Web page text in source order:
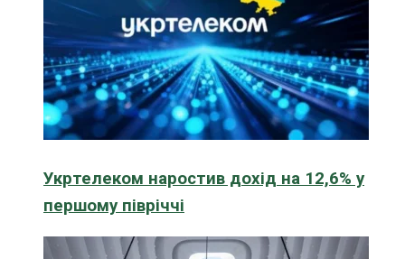
Укртелеком наростив дохід на 12,6% у
першому півріччі